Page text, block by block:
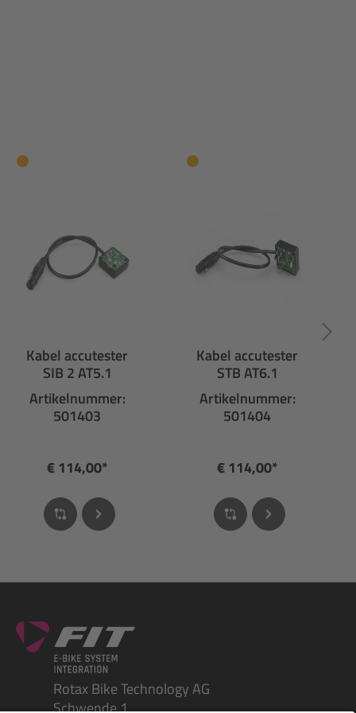
Kabel accutester
SIB 2 AT5.1
Artikelnummer:
501403
€ 114,00*
Kabel accutester
STB AT6.1
Artikelnummer:
501404
€ 114,00*
Rotax Bike Technology AG
Schwende 1